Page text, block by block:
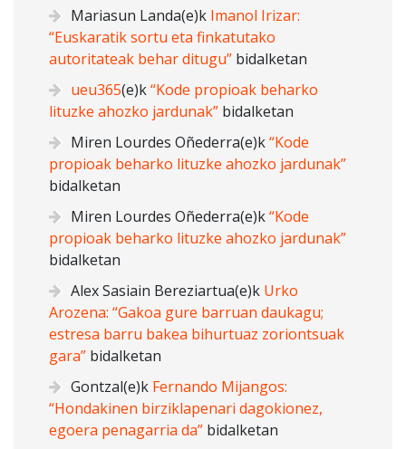
Mariasun Landa(e)k Imanol Irizar:
“Euskaratik sortu eta finkatutako
autoritateak behar ditugu” bidalketan
ueu365(e)k“Kode propioak beharko
lituzke ahozko jardunak” bidalketan
Miren Lourdes Oñederra(e)k“Kode
propioak beharko lituzke ahozko jardunak”
bidalketan
Miren Lourdes Oñederra(e)k“Kode
propioak beharko lituzke ahozko jardunak”
bidalketan
Alex Sasiain Bereziartua(e)k Urko
Arozena: “Gakoa gure barruan daukagu;
estresa barru bakea bihurtuaz zoriontsuak
gara” bidalketan
Gontzal(e)k Fernando Mijangos:
“Hondakinen birziklapenari dagokionez,
egoera penagarria da” bidalketan